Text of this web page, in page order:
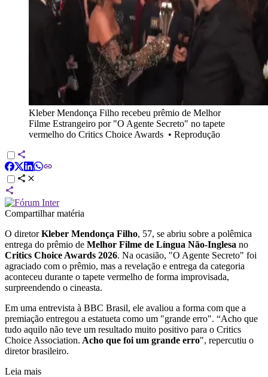
Kleber Mendonça Filho recebeu prêmio de Melhor
Filme Estrangeiro por "O Agente Secreto" no tapete
vermelho do Critics Choice Awards • Reprodução
Compartilhar matéria
O diretorKleber Mendonça Filho, 57, se abriu sobre a polêmica
entrega do prêmio de Melhor Filme de Língua Não-Inglesa no
Critics Choice Awards 2026. Na ocasião, "O Agente Secreto" foi
agraciado com o prêmio, mas a revelação e entrega da categoria
aconteceu durante o tapete vermelho de forma improvisada,
surpreendendo o cineasta.
Em uma entrevista à BBC Brasil, ele avaliou a forma com que a
premiação entregou a estatueta como um "grande erro". “Acho que
tudo aquilo não teve um resultado muito positivo para o Critics
Choice Association. Acho que foi um grande erro", repercutiu o
diretor brasileiro.
Leia mais